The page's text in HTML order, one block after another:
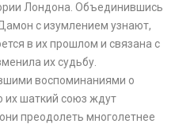
Лондона. Объединившись
с изумлением узнают,
в их прошлом и связана с
их судьбу.
воспоминаниями о
их шаткий союз ждут
преодолеть многолетнее